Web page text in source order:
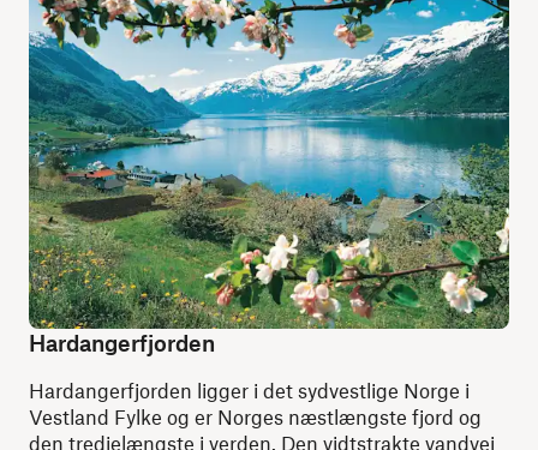
Hardangerfjorden
Hardangerfjorden ligger i det sydvestlige Norge i
Vestland Fylke og er Norges næstlængste fjord og
den tredjelængste i verden. Den vidtstrakte vandvej